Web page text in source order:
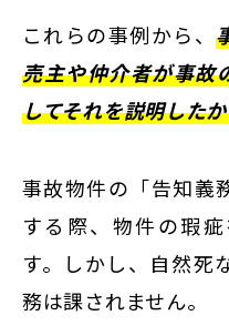
これらの事例から、
売主や仲介者が事故
してそれを説明した
事故物件の「告知義
する際、物件の瑕
す。しかし、自然死
務は課されません。